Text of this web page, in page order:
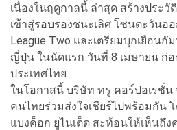
เนื่องในฤดูกาลนี้ ล่าสุด สร้างประ
เข้าสู่รอบรองชนะเลิศ โซนตะวันออ
League Two และเตรียมบุกเยือนกั
ญี่ปุ่น ในนัดแรก วันที่ 8 เมษายน ก่
ประเทศไทย
ในโอกาสนี้ บริษัท ทรู คอร์ปอเรชั่
คนไทยร่วมส่งใจเชียร์ไปพร้อมกัน
แบงค็อก ยูไนเต็ด สะท้อนให้เห็นถึ